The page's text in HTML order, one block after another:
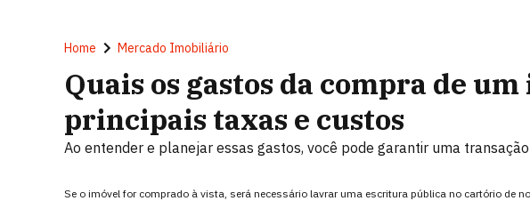
Home Mercado Imobiliário
Quais os gastos da compra de
principais taxas e custos
Ao entender e planejar essas gastos, você pode garantir uma
Se o imóvel for comprado à vista, será necessário lavrar uma escritura pública no cartório de